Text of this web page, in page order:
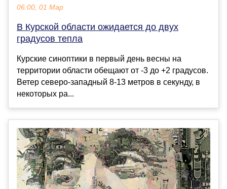
06:00, 01 Мар
В Курской области ожидается до двух
градусов тепла
Курские синоптики в первый день весны на
территории области обещают от -3 до +2 градусов.
Ветер северо-западный 8-13 метров в секунду, в
некоторых ра...